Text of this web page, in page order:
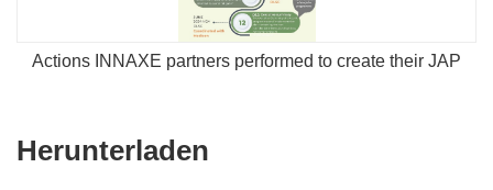
Actions INNAXE partners performed to create their JAP
Herunterladen